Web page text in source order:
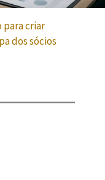
para criar
dos sócios